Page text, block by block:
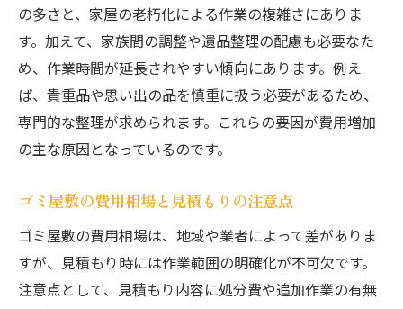
実体験が語るゴミ屋敷解決の意外な効果
片付け成功で新しい暮らしを始めた人の声
の多さと、家屋の老朽化による作業の複雑さにありま
す。加えて、家族間の調整や遺品整理の配慮も必要なた
め、作業時間が延長されやすい傾向にあります。例え
ば、貴重品や思い出の品を慎重に扱う必要があるため、
専門的な整理が求められます。これらの要因が費用増加
の主な原因となっているのです。
ゴミ屋敷の費用相場と見積もりの注意点
ゴミ屋敷の費用相場は、地域や業者によって差がありま
すが、見積もり時には作業範囲の明確化が不可欠です。
注意点として、見積もり内容に処分費や追加作業の有無